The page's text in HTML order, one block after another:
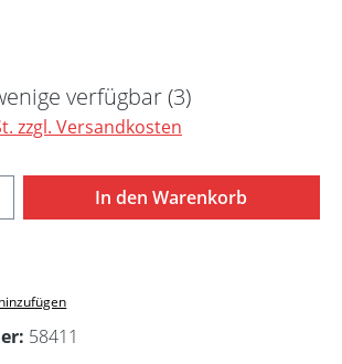
verfügbar (3)
zzgl. Versandkosten
Gib den gewünschten
In den Warenkorb
58411